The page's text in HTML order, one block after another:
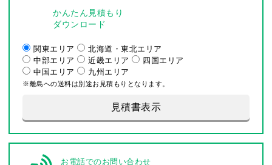
かんたん見積もり
ダウンロード
関東エリア
北海道・東北エリア
中部エリア
近畿エリア
四国エリア
中国エリア
九州エリア
※離島への送料は別途お見積もりとなります。
見積書表示
お電話でのお問い合わせ